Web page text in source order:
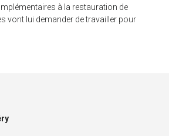
à la restauration de
vont lui demander de travailler pour